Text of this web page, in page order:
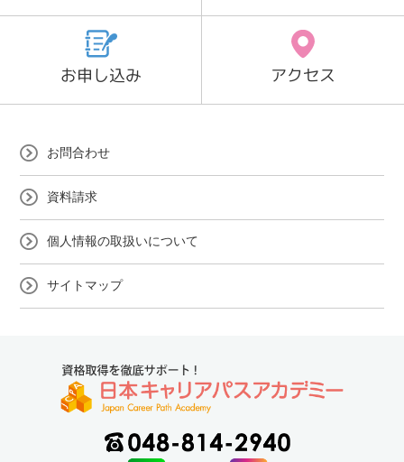
お申し込み アクセス
お問合わせ
資料請求
個人情報の取扱いについて
サイトマップ